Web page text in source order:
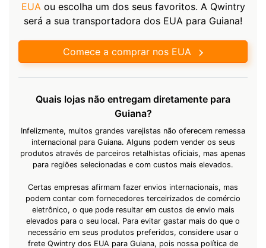
EUAou escolha um dos seus favoritos. A Qwintry
será a sua transportadora dos EUA para Guiana!
Comece a comprar nos EUA
Quais lojas não entregam diretamente para
Guiana?
Infelizmente, muitos grandes varejistas não oferecem remessa
internacional para Guiana. Alguns podem vender os seus
produtos através de parceiros retalhistas oficiais, mas apenas
para regiões selecionadas e com custos mais elevados.
Certas empresas afirmam fazer envios internacionais, mas
podem contar com fornecedores terceirizados de comércio
eletrônico, o que pode resultar em custos de envio mais
elevados para o seu local. Para evitar gastar mais do que o
necessário em seus produtos preferidos, considere usar o
frete Qwintry dos EUA para Guiana, pois nossa política de